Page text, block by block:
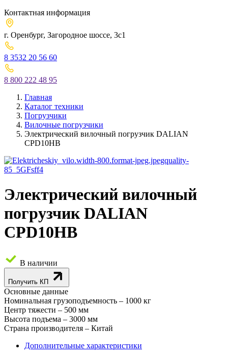
Контактная информация
г. Оренбург, Загородное шоссе, 3с1
8 3532 20 56 60
8 800 222 48 95
Главная
Каталог техники
Погрузчики
Вилочные погрузчики
Электрический вилочный погрузчик DALIAN
CPD10HB
Электрический вилочный
погрузчик DALIAN
CPD10HB
В наличии
Получить КП
Основные данные
Номинальная грузоподъемность – 1000 кг
Центр тяжести – 500 мм
Высота подъема – 3000 мм
Страна производителя – Китай
Дополнительные характеристики